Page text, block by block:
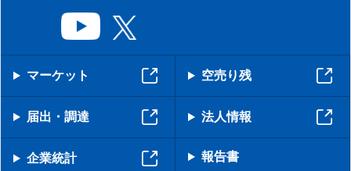
マーケット 空売り残
届出・調達 法人情報
企業統計 報告書